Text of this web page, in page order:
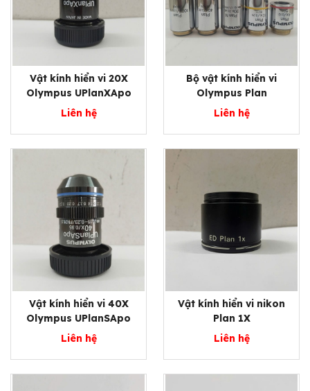
Vật kính hiển vi 20X
Olympus UPlanXApo
Liên hệ
Bộ vật kính hiển vi
Olympus Plan
Liên hệ
Vật kính hiển vi 40X
Olympus UPlanSApo
Liên hệ
Vật kính hiển vi nikon
Plan 1X
Liên hệ